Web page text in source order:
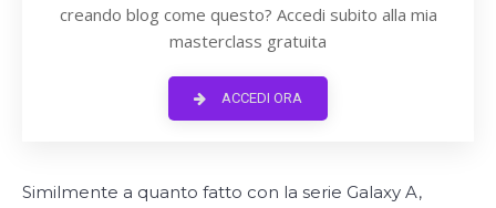
creando blog come questo? Accedi subito alla mia
masterclass gratuita
ACCEDI ORA
Similmente a quanto fatto con la serie Galaxy A,